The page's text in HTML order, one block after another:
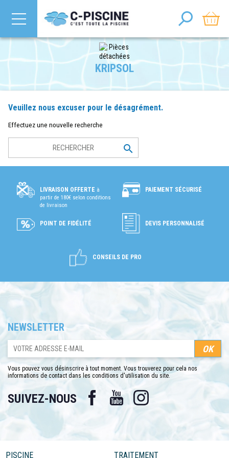
KRIPSOL
Veuillez nous excuser pour le désagrément.
Effectuez une nouvelle recherche

LIVRAISON OFFERTE à
partir de 180€ selon conditions
de livraison
PAIEMENT SÉCURISÉ
POINT DE FIDÉLITÉ DEVIS PERSONNALISÉ
CONSEILS DE PRO
NEWSLETTER
Vous pouvez vous désinscrire à tout moment. Vous trouverez pour cela nos
informations de contact dans les conditions d'utilisation du site.
SUIVEZ-NOUS Facebook YouTube Instagram
PISCINE TRAITEMENT